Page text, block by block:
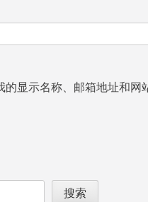
显示名称、邮箱地址和网
搜索